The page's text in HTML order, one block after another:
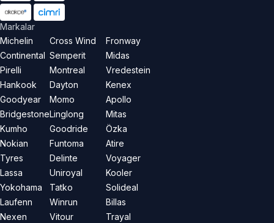
Markalar
Michelin
Continental
Pirelli
Hankook
Goodyear
Bridgestone
Kumho
Nokian
Tyres
Lassa
Yokohama
Laufenn
Nexen
Cross Wind
Semperit
Montreal
Dayton
Momo
Linglong
Goodride
Funtoma
Delinte
Uniroyal
Tatko
Winrun
Vitour
Fronway
Midas
Vredestein
Kenex
Apollo
Mitas
Özka
Atire
Voyager
Kooler
Solideal
Billas
Trayal